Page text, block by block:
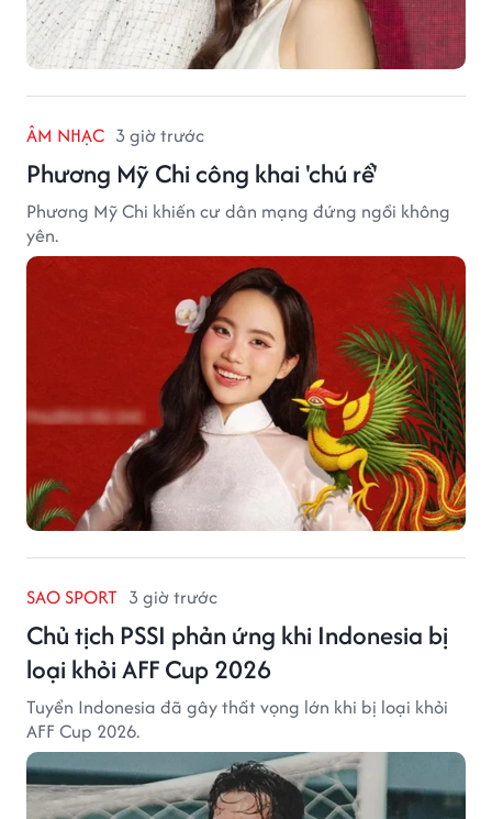
ÂM NHẠC 3 giờ trước
Phương Mỹ Chi công khai 'chú rể'
Phương Mỹ Chi khiến cư dân mạng đứng ngồi không
yên.
SAO SPORT 3 giờ trước
Chủ tịch PSSI phản ứng khi Indonesia bị
loại khỏi AFF Cup 2026
Tuyển Indonesia đã gây thất vọng lớn khi bị loại khỏi
AFF Cup 2026.